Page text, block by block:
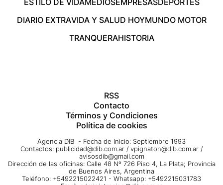
ESTILO DE VIDAMEDIOSEMPRESASDEPORTES
DIARIO EXTRAVIDA Y SALUD HOYMUNDO MOTOR
TRANQUERAHISTORIA
RSS
Contacto
Términos y Condiciones
Política de cookies
Agencia DIB - Fecha de Inicio: Septiembre 1993
Contactos: publicidad@dib.com.ar / vpignaton@dib.com.ar /
avisosdib@gmail.com
Dirección de las oficinas: Calle 48 Nº 726 Piso 4, La Plata; Provincia
de Buenos Aires, Argentina
Teléfono: +5492215022421 - Whatsapp: +5492215031783